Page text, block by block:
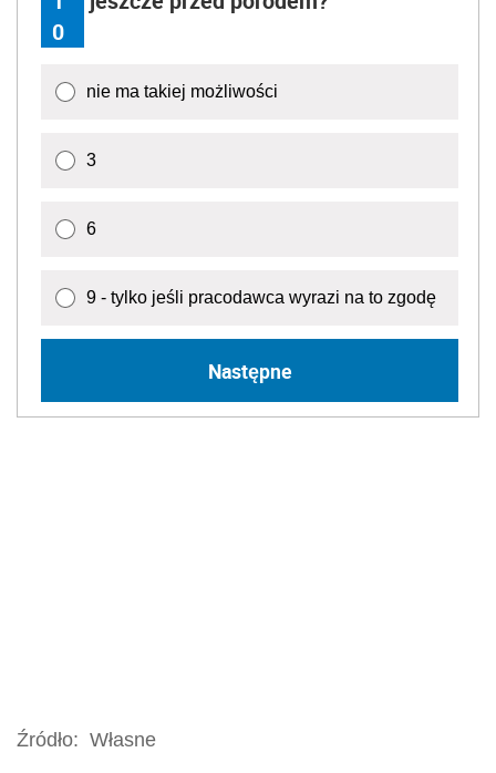
0
nie ma takiej możliwości
3
6
9 - tylko jeśli pracodawca wyrazi na to zgodę
Następne
Źródło: Własne